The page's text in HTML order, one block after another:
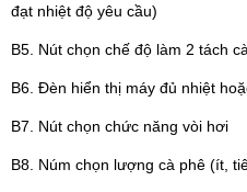
đạt nhiệt độ yêu cầu)
B5. Nút chọn chế độ làm 2 tách
B6. Đèn hiển thị máy đủ nhiệt
B7. Nút chọn chức năng vòi hơi
B8. Núm chọn lượng cà phê (ít,